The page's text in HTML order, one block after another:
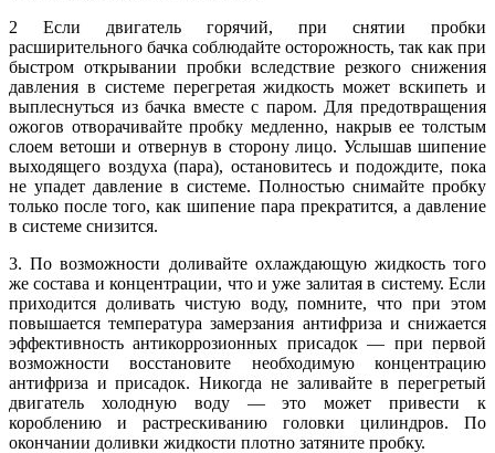
2 Если двигатель горячий, при снятии пробки
расширительного бачка соблюдайте осторожность, так как при
быстром открывании пробки вследствие резкого снижения
давления в системе перегретая жидкость может вскипеть и
выплеснуться из бачка вместе с паром. Для предотвращения
ожогов отворачивайте пробку медленно, накрыв ее толстым
слоем ветоши и отвернув в сторону лицо. Услышав шипение
выходящего воздуха (пара), остановитесь и подождите, пока
не упадет давление в системе. Полностью снимайте пробку
только после того, как шипение пара прекратится, а давление
в системе снизится.
3. По возможности доливайте охлаждающую жидкость того
же состава и концентрации, что и уже залитая в систему. Если
приходится доливать чистую воду, помните, что при этом
повышается температура замерзания антифриза и снижается
эффективность антикоррозионных присадок — при первой
возможности восстановите необходимую концентрацию
антифриза и присадок. Никогда не заливайте в перегретый
двигатель холодную воду — это может привести к
короблению и растрескиванию головки цилиндров. По
окончании доливки жидкости плотно затяните пробку.